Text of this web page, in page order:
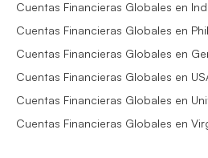
Cuentas Financieras Globales en
Cuentas Financieras Globales en
Cuentas Financieras Globales en
Cuentas Financieras Globales en
Cuentas Financieras Globales en
Cuentas Financieras Globales en